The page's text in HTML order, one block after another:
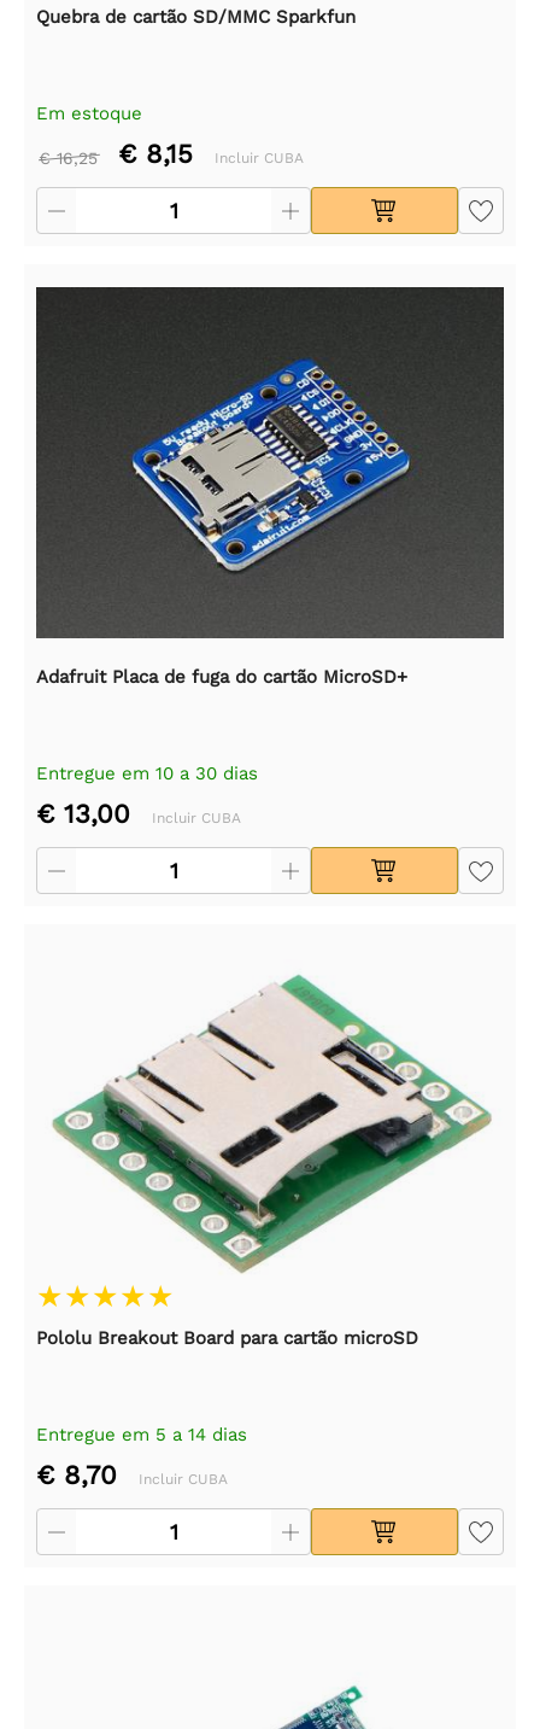
Quebra de cartão SD/MMC Sparkfun
Em estoque
€ 16,25 € 8,15 Incluir CUBA
Adafruit Placa de fuga do cartão MicroSD+
Entregue em 10 a 30 dias
€ 13,00 Incluir CUBA
Pololu Breakout Board para cartão microSD
Entregue em 5 a 14 dias
€ 8,70 Incluir CUBA